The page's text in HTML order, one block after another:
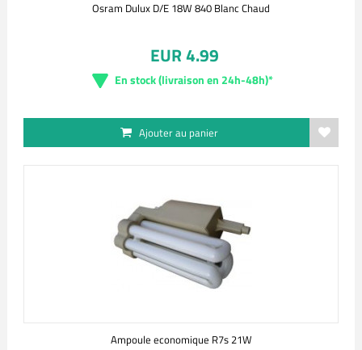
Osram Dulux D/E 18W 840 Blanc Chaud
EUR 4.99
En stock (livraison en 24h-48h)*
Ajouter au panier
Ampoule economique R7s 21W